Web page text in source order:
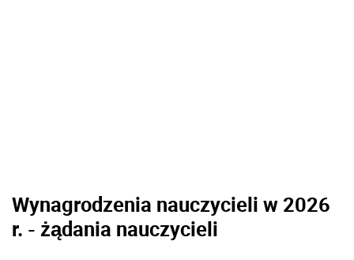
Wynagrodzenia nauczycieli w 2026
r. - żądania nauczycieli